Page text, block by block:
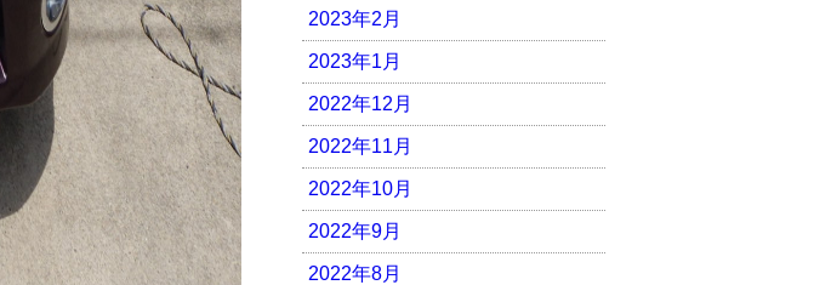
2023年2月
2023年1月
2022年12月
2022年11月
2022年10月
2022年9月
2022年8月